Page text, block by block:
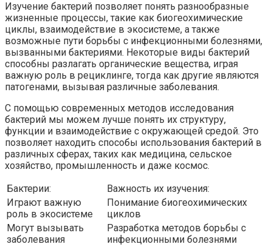
Изучение бактерий позволяет понять разнообразные
жизненные процессы, такие как биогеохимические
циклы, взаимодействие в экосистеме, а также
возможные пути борьбы с инфекционными болезнями,
вызванными бактериями. Некоторые виды бактерий
способны разлагать органические вещества, играя
важную роль в рециклинге, тогда как другие являются
патогенами, вызывая различные заболевания.
С помощью современных методов исследования
бактерий мы можем лучше понять их структуру,
функции и взаимодействие с окружающей средой. Это
позволяет находить способы использования бактерий в
различных сферах, таких как медицина, сельское
хозяйство, промышленность и даже космос.
Бактерии:
Важность их изучения:
Играют важную
роль в экосистеме
Понимание биогеохимических
циклов
Могут вызывать
заболевания
Разработка методов борьбы с
инфекционными болезнями